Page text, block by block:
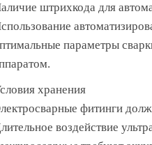
штрихкода для
параметры
хранения
фитинги
воздействие